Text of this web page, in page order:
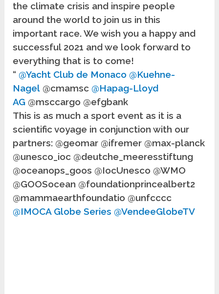
the climate crisis and inspire people
around the world to join us in this
important race. We wish you a happy and
successful 2021 and we look forward to
everything that is to come!
“ @Yacht Club de Monaco @Kuehne-
Nagel @cmamsc @Hapag-Lloyd
AG @msccargo @efgbank
This is as much a sport event as it is a
scientific voyage in conjunction with our
partners: @geomar @ifremer @max-planck
@unesco_ioc @deutche_meeresstiftung
@oceanops_goos @IocUnesco @WMO
@GOOSocean @foundationprincealbert2
@mammaearthfoundatio @unfcccc
@IMOCA Globe Series @VendeeGlobeTV